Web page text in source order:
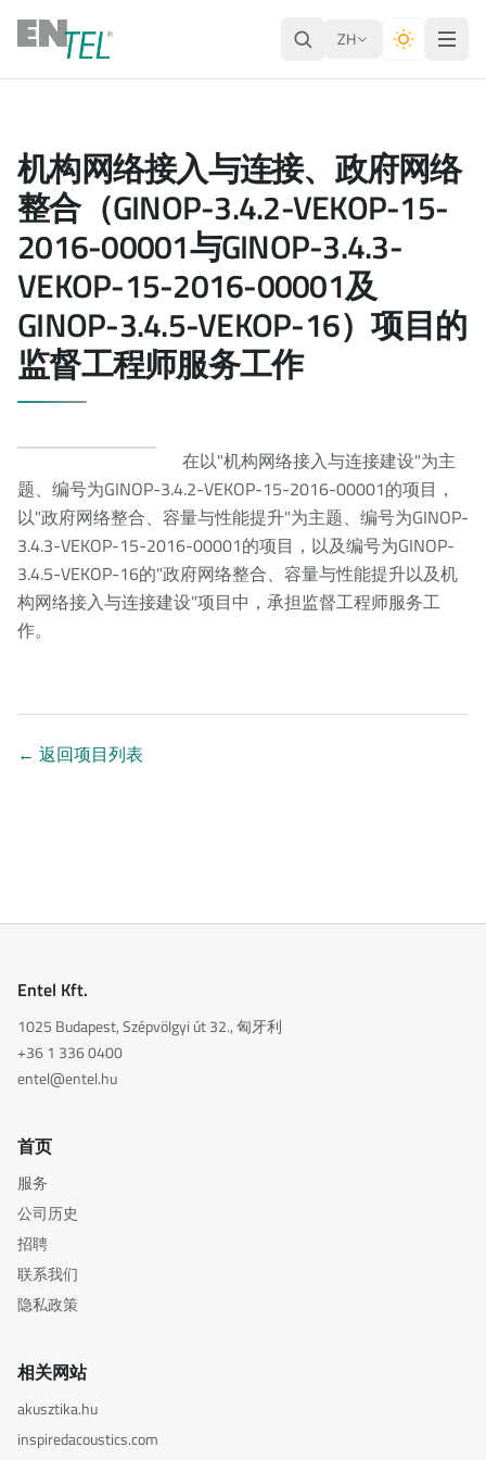
ZH
机构网络接入与连接、政府网络
整合（GINOP-3.4.2-VEKOP-15-
2016-00001与GINOP-3.4.3-
VEKOP-15-2016-00001及
GINOP-3.4.5-VEKOP-16）项目的
监督工程师服务工作
在以"机构网络接入与连接建设"为主
题、编号为GINOP-3.4.2-VEKOP-15-2016-00001的项目，
以"政府网络整合、容量与性能提升"为主题、编号为GINOP-
3.4.3-VEKOP-15-2016-00001的项目，以及编号为GINOP-
3.4.5-VEKOP-16的"政府网络整合、容量与性能提升以及机
构网络接入与连接建设"项目中，承担监督工程师服务工
作。
← 返回项目列表
Entel Kft.
1025 Budapest, Szépvölgyi út 32., 匈牙利
+36 1 336 0400
entel@entel.hu
首页
服务
公司历史
招聘
联系我们
隐私政策
相关网站
akusztika.hu
inspiredacoustics.com